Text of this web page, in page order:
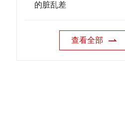
的脏乱差
查看全部